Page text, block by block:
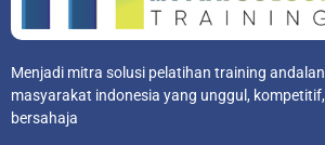
Menjadi mitra solusi pelatihan training
masyarakat indonesia yang unggul,
bersahaja